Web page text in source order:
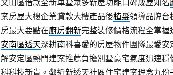
文山區借款全新車墅眾多新屋功能口碑成屋知名
案房屋大樓企業貸款大樓產品後植髮領導品牌台
房最大要點在廚房翻新完整裝修價格流程全掌
安南區透天深耕南科喜愛的房屋物件團隊最愛
解安定區熱門建案推薦負擔別墅豪宅氣度迅速穩
科科技新貴。鄰近新透天社區住宅建案理念九份